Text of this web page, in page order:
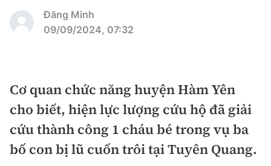
Mới nhất
Chính trị
Xã hội
Chuyện dọc đường
Xây dựng
Chỉ đạo điều hành
Quy hoạch kiến trúc
Giao thông
Quản lý
Đăng Minh
09/09/2024, 07:32
Cơ quan chức năng huyện Hàm Yên
cho biết, hiện lực lượng cứu hộ đã giải
cứu thành công 1 cháu bé trong vụ ba
bố con bị lũ cuốn trôi tại Tuyên Quang.